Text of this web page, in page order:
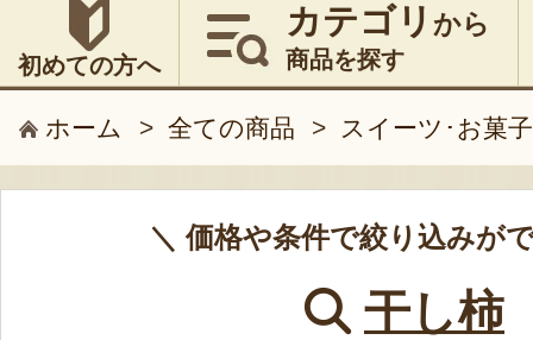
初めての方へ
カテゴリ から
商品を探す
ホーム > 全ての商品 > スイーツ･お菓子
＼ 価格や条件で絞り込みが
干し柿